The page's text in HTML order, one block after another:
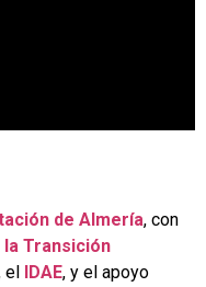
de Almería, con
Transición
el IDAE, y el apoyo